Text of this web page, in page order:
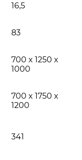
16,5
83
700 x 1250 x
1000
700 x 1750 x
1200
341